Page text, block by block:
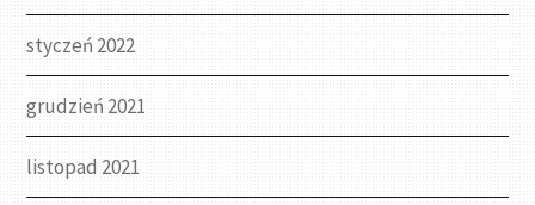
styczeń 2022
grudzień 2021
listopad 2021